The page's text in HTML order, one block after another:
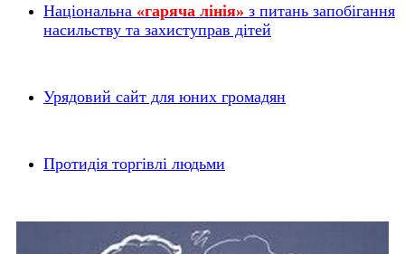
Національна «гаряча лінія» з питань запобігання
насильству та захиступрав дітей
Урядовий сайт для юних громадян
Протидія торгівлі людьми